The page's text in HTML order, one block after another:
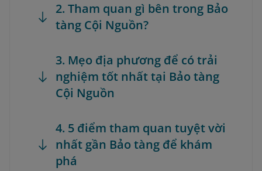
2. Tham quan gì bên trong Bảo
tàng Cội Nguồn?
3. Mẹo địa phương để có trải
nghiệm tốt nhất tại Bảo tàng
Cội Nguồn
4. 5 điểm tham quan tuyệt vời
nhất gần Bảo tàng để khám
phá